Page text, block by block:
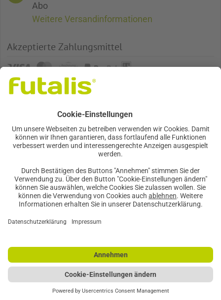
Abo
Weitere Versandinformationen
Akzeptierte Zahlungsmittel
Futter, so einzigartig wie mein Tier
GESICHERTE QUALITÄT
Cookie-Einstellung
Datenschutz|FAQ und Erklärvideos|Impressum
Newsletteranmeldung